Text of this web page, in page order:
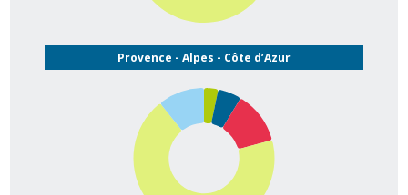
Provence - Alpes - Côte d’Azur